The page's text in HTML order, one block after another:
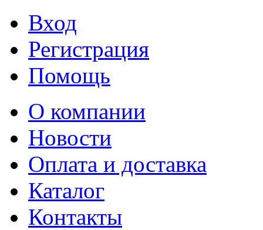
Вход
Регистрация
Помощь
О компании
Новости
Оплата и доставка
Каталог
Контакты